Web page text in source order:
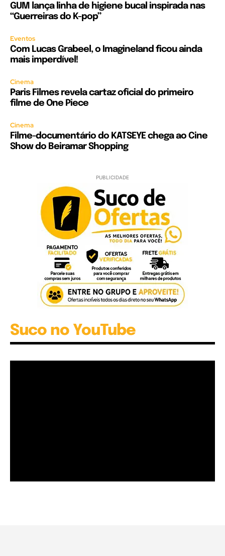
GUM lança linha de higiene bucal inspirada nas
“Guerreiras do K-pop”
Eventos
Com Lucas Grabeel, o Imagineland ficou ainda
mais imperdível!
Cinema
Paris Filmes revela cartaz oficial do primeiro
filme de One Piece
Cinema
Filme-documentário do KATSEYE chega ao Cine
Show do Beiramar Shopping
PUBLICIDADE
Suco no YouTube